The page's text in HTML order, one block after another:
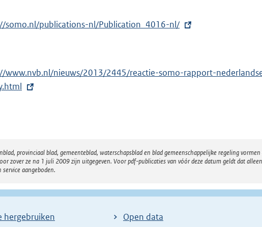
somo.nl/publications-nl/Publication_4016-nl/
www.nvb.nl/nieuws/2013/2445/reactie-somo-rapport-
provinciaal blad, gemeenteblad, waterschapsblad en blad gemeenschappelijke regeling
zover ze na 1 juli 2009 zijn uitgegeven. Voor pdf-publicaties van vóór deze datum geldt dat
aangeboden.
hergebruiken
Open data